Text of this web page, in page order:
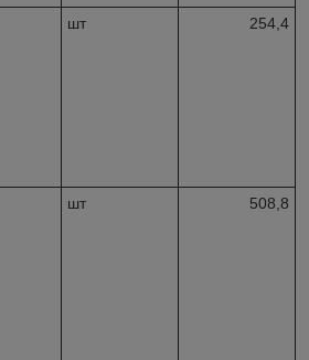
шт 254,4
шт 508,8